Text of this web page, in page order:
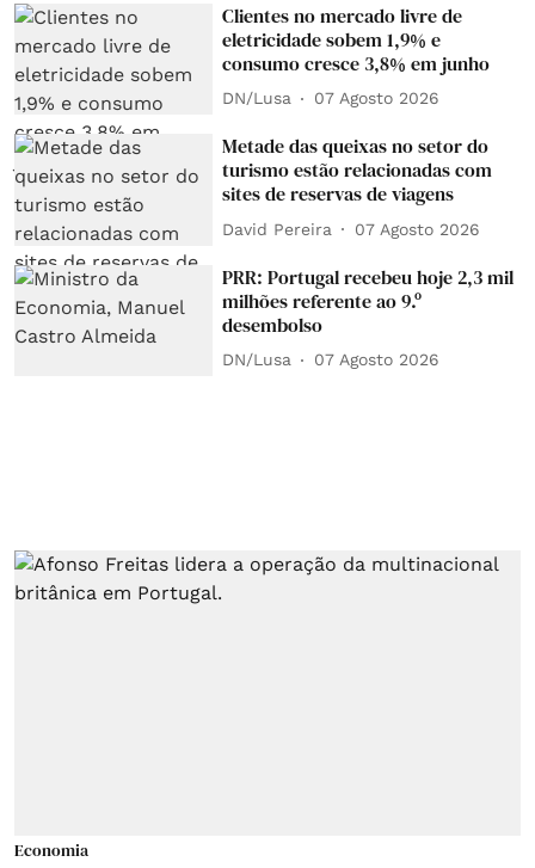
Clientes no mercado livre de
eletricidade sobem 1,9% e
consumo cresce 3,8% em junho
DN/Lusa 07 Agosto 2026
Metade das queixas no setor do
turismo estão relacionadas com
sites de reservas de viagens
David Pereira 07 Agosto 2026
PRR: Portugal recebeu hoje 2,3 mil
milhões referente ao 9.º
desembolso
DN/Lusa 07 Agosto 2026
Economia